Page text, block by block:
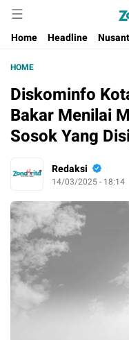
Home
Headline
HOME
Diskominfo
Bakar Menilai
Sosok Yang
Redaksi
14/03/2025 - 18:14